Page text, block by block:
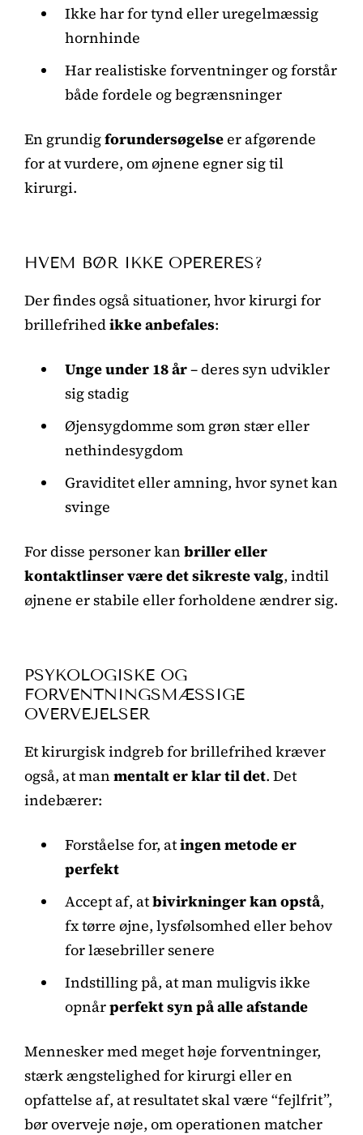
Ikke har for tynd eller uregelmæssig
hornhinde
Har realistiske forventninger og forstår
både fordele og begrænsninger
En grundigforundersøgelseer afgørende
for at vurdere, om øjnene egner sig til
kirurgi.
HVEM BØR IKKE OPERERES?
Der findes også situationer, hvor kirurgi for
brillefrihedikke anbefales:
Unge under 18 år– deres syn udvikler
sig stadig
Øjensygdomme som grøn stær eller
nethindesygdom
Graviditet eller amning, hvor synet kan
svinge
For disse personer kan briller eller
kontaktlinser være det sikreste valg, indtil
øjnene er stabile eller forholdene ændrer sig.
PSYKOLOGISKE OG
FORVENTNINGSMÆSSIGE
OVERVEJELSER
Et kirurgisk indgreb for brillefrihed kræver
også, at man mentalt er klar til det. Det
indebærer:
Forståelse for, atingen metode er
perfekt
Accept af, atbivirkninger kan opstå,
fx tørre øjne, lysfølsomhed eller behov
for læsebriller senere
Indstilling på, at man muligvis ikke
opnårperfekt syn på alle afstande
Mennesker med meget høje forventninger,
stærk ængstelighed for kirurgi eller en
opfattelse af, at resultatet skal være “fejlfrit”,
bør overveje nøje, om operationen matcher